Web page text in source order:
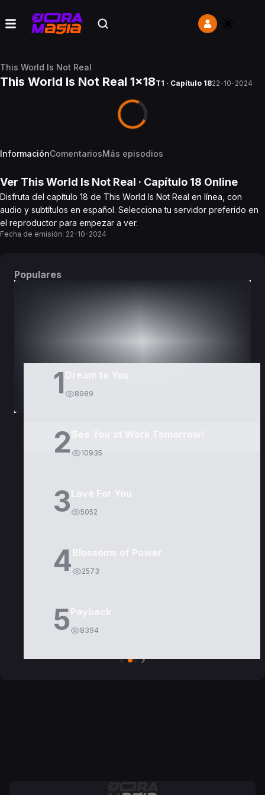
This World Is Not Real
This World Is Not Real 1x18T1 · Capítulo 1822-10-2024
InformaciónComentariosMás episodios
Ver This World Is Not Real · Capítulo 18 Online
Disfruta del capítulo 18 de This World Is Not Real en línea, con
audio y subtítulos en español. Selecciona tu servidor preferido en
el reproductor para empezar a ver.
Fecha de emisión: 22-10-2024
Populares
1 Dream to You
8989
2 10935
3Love For You
5052
4Blossoms of Power
2573
5Payback
8394